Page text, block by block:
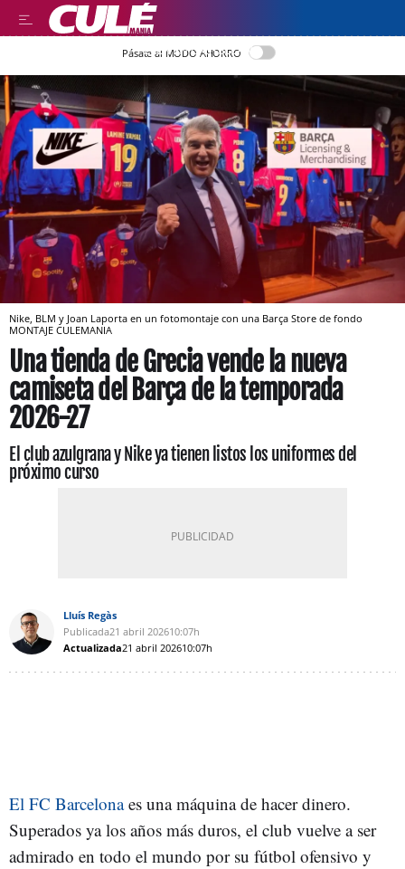
LEER EN CASTELLANO
Pásate al MODO AHORRO
Nike, BLM y Joan Laporta en un fotomontaje con una Barça Store de fondo
MONTAJE CULEMANIA
Una tienda de Grecia vende la nueva
camiseta del Barça de la temporada
2026-27
El club azulgrana y Nike ya tienen listos los uniformes del
próximo curso
Lluís Regàs
Publicada21 abril 202610:07h
Actualizada21 abril 202610:07h
El FC Barcelonaes una máquina de hacer dinero.
Superados ya los años más duros, el club vuelve a ser
admirado en todo el mundo por su fútbol ofensivo y